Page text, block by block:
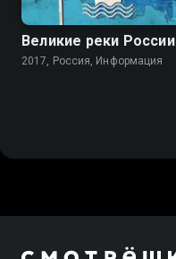
Великие реки России
2017, Россия, Информация